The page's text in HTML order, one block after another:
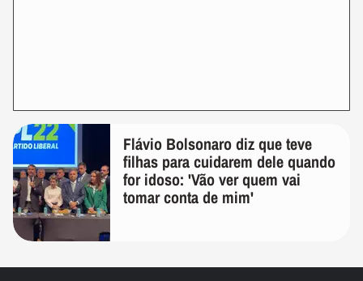
Flávio Bolsonaro diz que teve
filhas para cuidarem dele quando
for idoso: 'Vão ver quem vai
tomar conta de mim'